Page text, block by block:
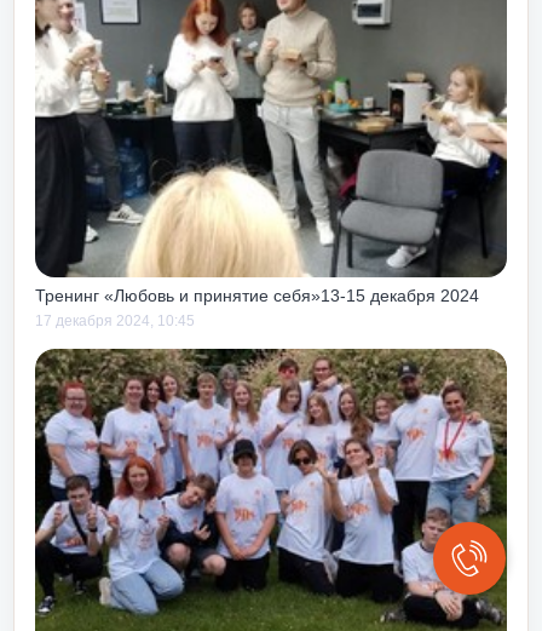
после
и принятию
и принятие
для
или после
как чуть с
тоже учит
своих, так и
получать
Тренинг «Любовь и принятие себя»13-15 декабря 2024
17 декабря 2024, 10:45